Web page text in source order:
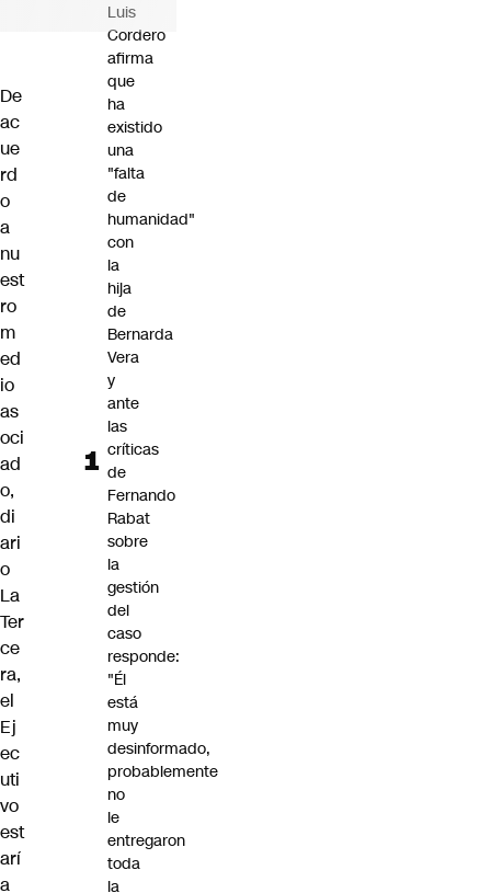
De
ac
ue
rd
o
a
nu
est
ro
m
ed
io
as
oci
ad
o,
di
ari
o
La
Ter
ce
ra,
el
Ej
ec
uti
vo
est
arí
a
Luis
Cordero
afirma
que
ha
existido
una
"falta
de
humanidad"
con
la
hija
de
Bernarda
Vera
y
ante
las
críticas
de
Fernando
Rabat
sobre
la
gestión
del
caso
responde:
"Él
está
muy
desinformado,
probablemente
no
le
entregaron
toda
la